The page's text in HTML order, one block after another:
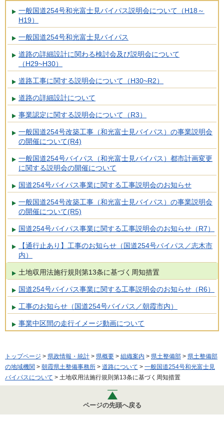
一般国道254号和光富士見バイパス説明会について（H18～
H19）
一般国道254号和光富士見バイパス
道路の詳細設計に関わる検討会及び説明会について
（H29~H30）
道路工事に関する説明会について（H30~R2）
道路の詳細設計について
事業認定に関する説明会について（R3）
一般国道254号改築工事（和光富士見バイパス）の事業説明会
の開催について(R4)
一般国道254号バイパス（和光富士見バイパス）都市計画変更
に関する説明会の開催について
国道254号バイパス事業に関する工事説明会のお知らせ
一般国道254号改築工事（和光富士見バイパス）の事業説明会
の開催について(R5)
国道254号バイパス事業に関する工事説明会のお知らせ（R7）
【通行止あり】工事のお知らせ（国道254号バイパス／志木市
内）
土地収用法施行規則第13条に基づく周知措置
国道254号バイパス事業に関する工事説明会のお知らせ（R6）
工事のお知らせ（国道254号バイパス／朝霞市内）
事業中区間の走行イメージ動画について
トップページ > 県政情報・統計 > 県概要 > 組織案内 > 県土整備部 > 県土整備部
の地域機関 > 朝霞県土整備事務所 > 道路について > 一般国道254号和光富士見
バイパスについて > 土地収用法施行規則第13条に基づく周知措置
ページの先頭へ戻る